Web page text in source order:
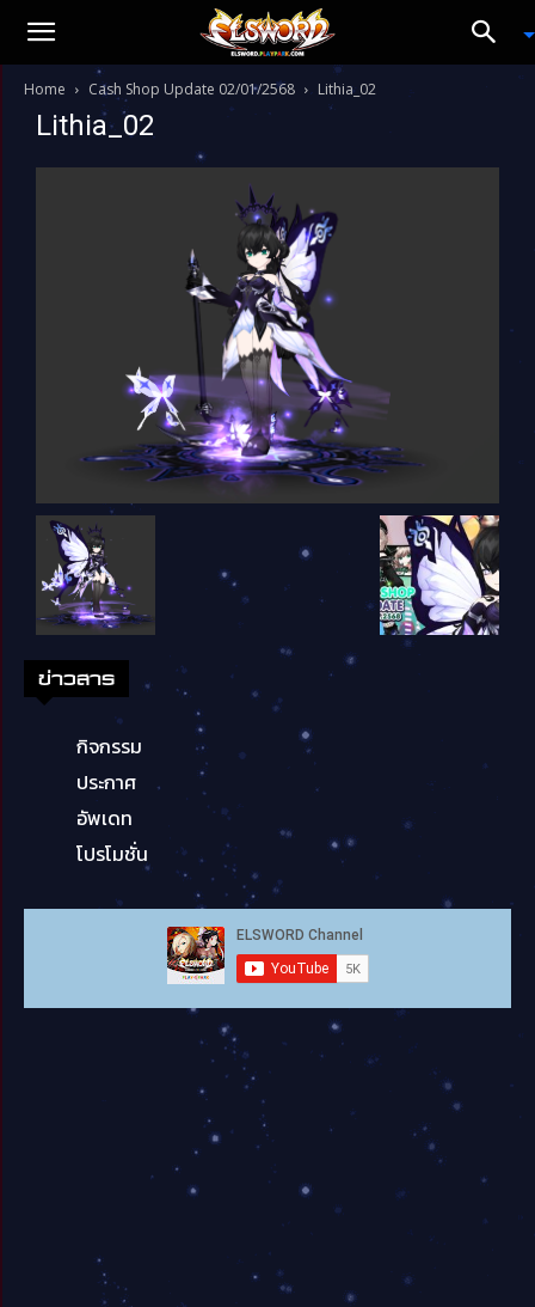
Home Cash Shop Update 02/01/2568 Lithia_02
Lithia_02
ข่าวสาร
กิจกรรม
ประกาศ
อัพเดท
โปรโมชั่น